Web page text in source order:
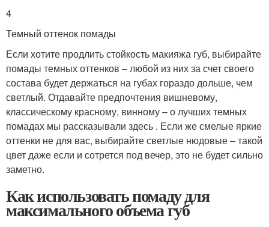
4
Темный оттенок помады
Если хотите продлить стойкость макияжа губ, выбирайте
помады темных оттенков – любой из них за счет своего
состава будет держаться на губах гораздо дольше, чем
светлый. Отдавайте предпочтения вишневому,
классическому красному, винному – о лучших темных
помадах мы рассказывали здесь . Если же смелые яркие
оттенки не для вас, выбирайте светлые нюдовые – такой
цвет даже если и сотрется под вечер, это не будет сильно
заметно.
Как использовать помаду для
максимального объема губ